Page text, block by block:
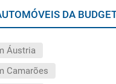
DA
Áustria
Camarões